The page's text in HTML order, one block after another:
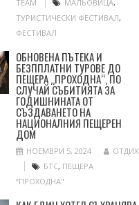
TEAM
МАЛЬОВИЦА,
ТУРИСТИЧЕСКИ ФЕСТИВАЛ,
ФЕСТИВАЛ
ОБНОВЕНА ПЪТЕКА И
БЕЗППЛАТНИ ТУРОВЕ ДО
ПЕЩЕРА „ПРОХОДНА“, ПО
СЛУЧАЙ СЪБИТИЯТА ЗА
ГОДИШНИНАТА ОТ
СЪЗДАВАНЕТО НА
НАЦИОНАЛНИЯ ПЕЩЕРЕН
ДОМ
НОЕМВРИ 5, 2024
ОТДИХ
БТС, ПЕЩЕРА
“ПРОХОДНА"